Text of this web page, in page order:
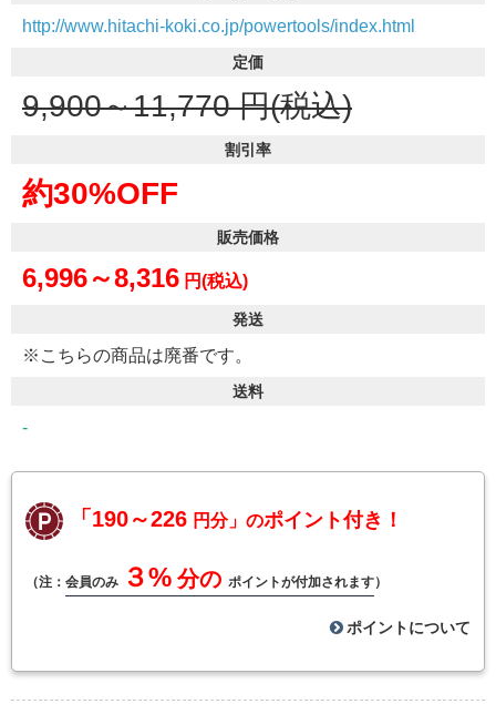
http://www.hitachi-koki.co.jp/powertools/index.html
定価
9,900～11,770 円(税込)
割引率
約30%OFF
販売価格
6,996～8,316 円(税込)
発送
※こちらの商品は廃番です。
送料
-
「190～226 円分」のポイント付き！
（注： 会員のみ ３% 分の ポイントが付加されます）
ポイントについて